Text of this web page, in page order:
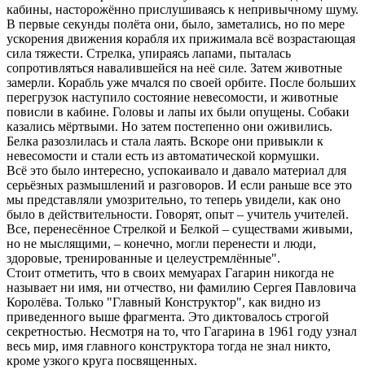
кабины, насторожённо прислушиваясь к непривычному шуму.
В первые секунды полёта они, было, заметались, но по мере
ускорения движения корабля их прижимала всё возрастающая
сила тяжести. Стрелка, упираясь лапами, пыталась
сопротивляться навалившейся на неё силе. Затем животные
замерли. Корабль уже мчался по своей орбите. После больших
перегрузок наступило состояние невесомости, и животные
повисли в кабине. Головы и лапы их были опущены. Собаки
казались мёртвыми. Но затем постепенно они оживились.
Белка разозлилась и стала лаять. Вскоре они привыкли к
невесомости и стали есть из автоматической кормушки.
Всё это было интересно, успокаивало и давало материал для
серьёзных размышлений и разговоров. И если раньше все это
мы представляли умозрительно, то теперь увидели, как оно
было в действительности. Говорят, опыт – учитель учителей.
Все, перенесённое Стрелкой и Белкой – существами живыми,
но не мыслящими, – конечно, могли перенести и люди,
здоровые, тренированные и целеустремлённые".
Стоит отметить, что в своих мемуарах Гагарин никогда не
называет ни имя, ни отчество, ни фамилию Сергея Павловича
Королёва. Только "Главный Конструктор", как видно из
приведенного выше фрагмента. Это диктовалось строгой
секретностью. Несмотря на то, что Гагарина в 1961 году узнал
весь мир, имя главного конструктора тогда не знал никто,
кроме узкого круга посвященных.